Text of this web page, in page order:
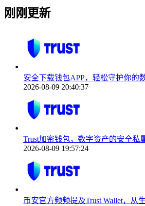
刚刚更新
安全下载钱包APP，轻松守护你的
2026-08-09 20:40:37
Trust加密钱包，数字资产的安全私
2026-08-09 19:57:24
币安官方频频提及Trust Wallet，从